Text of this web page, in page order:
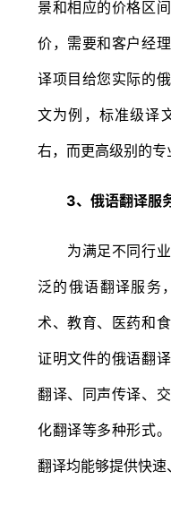
景和相应的价格区
价，需要和客户经
译项目给您实际的
文为例，标准级译
右，而更高级别的专
3、俄语翻译服
为满足不同行业
泛的俄语翻译服务
术、教育、医药和
证明文件的俄语翻
翻译、同声传译、
化翻译等多种形式
翻译均能够提供快速